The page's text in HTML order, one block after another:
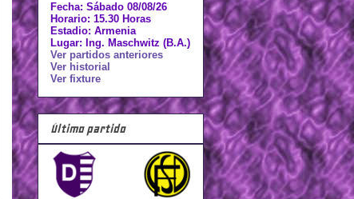
Fecha: Sábado 08/08/26
Horario: 15.30 Horas
Estadio: Armenia
Lugar: Ing. Maschwitz (B.A.)
Ver partidos anteriores
Ver historial
Ver fixture
Último partido